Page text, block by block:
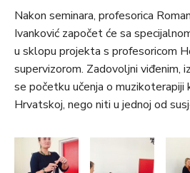
Nakon seminara, profesorica
Ivanković započet će sa
u sklopu projekta s profesoricom
supervizorom. Zadovoljni viđenim,
se početku učenja o muzikoterapiji
Hrvatskoj, nego niti u jednoj od